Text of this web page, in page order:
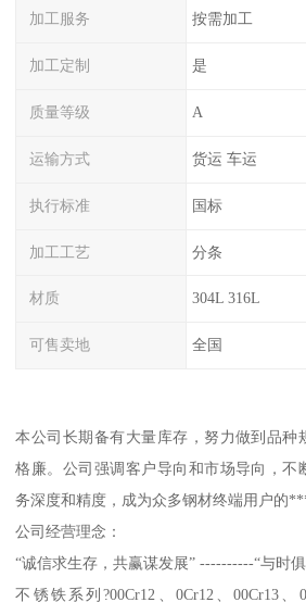
加工服务 按需加工
加工定制 是
质量等级 A
运输方式 货运 车运
执行标准 国标
加工工艺 分条
材质 304L 316L
可售卖地 全国
本公司长期备有大量库存，努力做到品种
格廉。公司强调客户导向和市场导向，不
务深度和精度，成为众多钢材终端用户的
公司经营理念：
“诚信求生存，共赢谋发展” ----------“与时
不锈铁系列?00Cr12、0Cr12、00Cr13、